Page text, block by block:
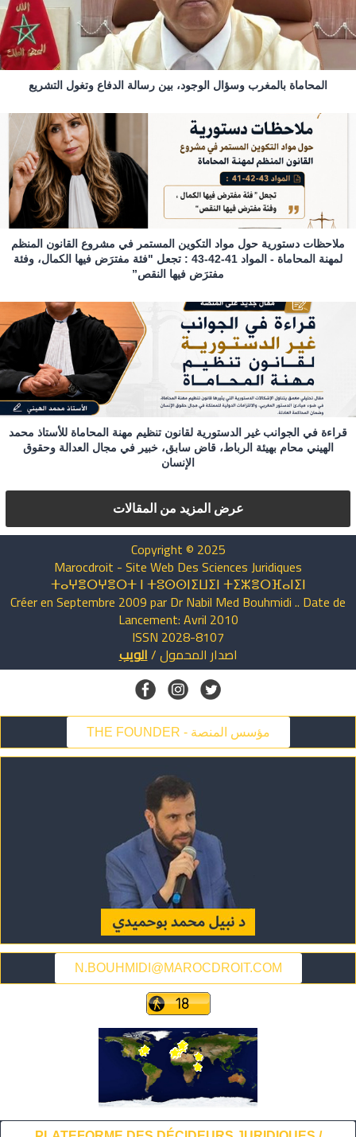
المحاماة بالمغرب وسؤال الوجود، بين رسالة الدفاع وتغول التشريع
ملاحظات دستورية حول مواد التكوين المستمر في مشروع القانون المنظم
لمهنة المحاماة - المواد 41-42-43 : تجعل "فئة مفترَض فيها الكمال، وفئة
مفترَض فيها النقص”
قراءة في الجوانب غير الدستورية لقانون تنظيم مهنة المحاماة للأستاذ محمد
الهيني محام بهيئة الرباط، قاض سابق، خبير في مجال العدالة وحقوق
الإنسان
عرض المزيد من المقالات
Copyright © 2025
Marocdroit - Site Web Des Sciences Juridiques
ⵜⴰⵖⴻⵔⵖⴻⵔⵜ ⵏ ⵜⵓⵙⵙⵏⵉⵡⵉⵏ ⵜⵉⵣⴻⵔⴼⴰⵏⵉⵏ
Créer en Septembre 2009 par Dr Nabil Med Bouhmidi .. Date de
Lancement: Avril 2010
ISSN 2028-8107
اصدارالمحمول/الويب
THE FOUNDER - مؤسس المنصة
N.BOUHMIDI@MAROCDROIT.COM